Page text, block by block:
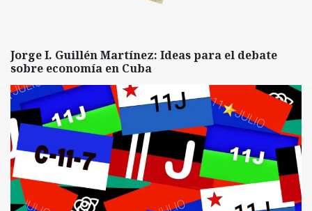
Jorge I. Guillén Martínez: Ideas para el debate
sobre economía en Cuba